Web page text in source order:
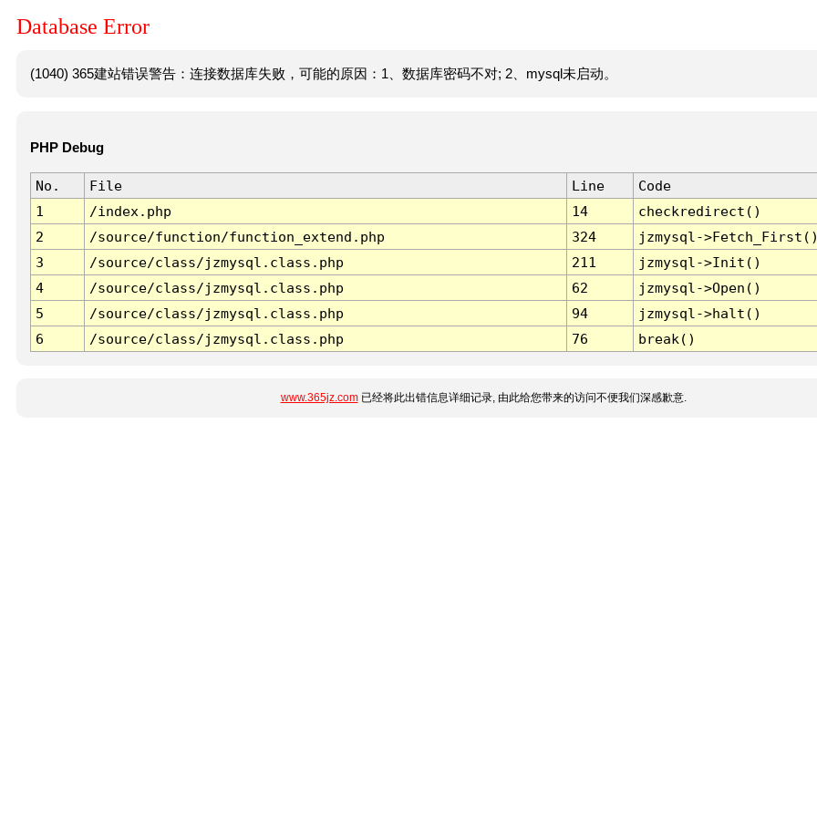
Database Error
(1040) 365建站错误警告：连接数据库失败，可能的原因：1、数据库密码不对; 2、mysql未启动。
PHP Debug
No. File Line
Code
1
/index.php 14
checkredirect()
2
/source/function/function_extend.php 324
jzmysql-
3
/source/class/jzmysql.class.php 211
jzmysql->Init()
4
/source/class/jzmysql.class.php 62
jzmysql->Open()
5
/source/class/jzmysql.class.php 94
jzmysql->halt()
6
/source/class/jzmysql.class.php 76 break()
www.365jz.com已经将此出错信息详细记录, 由此给您带来的访问不便我们深感歉意.